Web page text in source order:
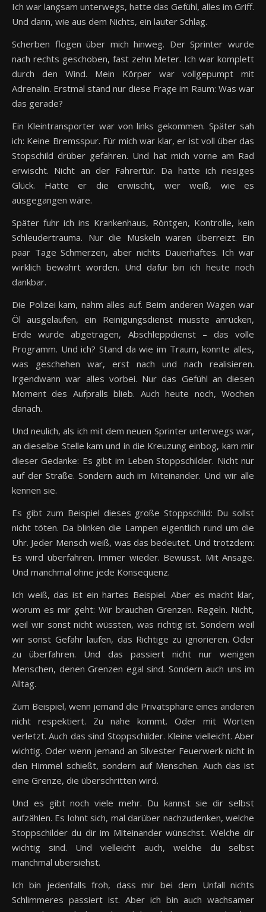
Ich war langsam unterwegs, hatte das Gefühl, alles im Griff.
Und dann, wie aus dem Nichts, ein lauter Schlag.
Scherben flogen über mich hinweg. Der Sprinter wurde
nach rechts geschoben, fast zehn Meter. Ich war komplett
durch den Wind. Mein Körper war vollgepumpt mit
Adrenalin. Erstmal stand nur diese Frage im Raum: Was war
das gerade?
Ein Kleintransporter war von links gekommen. Später sah
ich: Keine Bremsspur. Für mich war klar, er ist voll über das
Stopschild drüber gefahren. Und hat mich vorne am Rad
erwischt. Nicht an der Fahrertür. Da hatte ich riesiges
Glück. Hätte er die erwischt, wer weiß, wie es
ausgegangen wäre.
Später fuhr ich ins Krankenhaus, Röntgen, Kontrolle, kein
Schleudertrauma. Nur die Muskeln waren überreizt. Ein
paar Tage Schmerzen, aber nichts Dauerhaftes. Ich war
wirklich bewahrt worden. Und dafür bin ich heute noch
dankbar.
Die Polizei kam, nahm alles auf. Beim anderen Wagen war
Öl ausgelaufen, ein Reinigungsdienst musste anrücken,
Erde wurde abgetragen, Abschleppdienst – das volle
Programm. Und ich? Stand da wie im Traum, konnte alles,
was geschehen war, erst nach und nach realisieren.
Irgendwann war alles vorbei. Nur das Gefühl an diesen
Moment des Aufpralls blieb. Auch heute noch, Wochen
danach.
Und neulich, als ich mit dem neuen Sprinter unterwegs war,
an dieselbe Stelle kam und in die Kreuzung einbog, kam mir
dieser Gedanke: Es gibt im Leben Stoppschilder. Nicht nur
auf der Straße. Sondern auch im Miteinander. Und wir alle
kennen sie.
Es gibt zum Beispiel dieses große Stoppschild: Du sollst
nicht töten. Da blinken die Lampen eigentlich rund um die
Uhr. Jeder Mensch weiß, was das bedeutet. Und trotzdem:
Es wird überfahren. Immer wieder. Bewusst. Mit Ansage.
Und manchmal ohne jede Konsequenz.
Ich weiß, das ist ein hartes Beispiel. Aber es macht klar,
worum es mir geht: Wir brauchen Grenzen. Regeln. Nicht,
weil wir sonst nicht wüssten, was richtig ist. Sondern weil
wir sonst Gefahr laufen, das Richtige zu ignorieren. Oder
zu überfahren. Und das passiert nicht nur wenigen
Menschen, denen Grenzen egal sind. Sondern auch uns im
Alltag.
Zum Beispiel, wenn jemand die Privatsphäre eines anderen
nicht respektiert. Zu nahe kommt. Oder mit Worten
verletzt. Auch das sind Stoppschilder. Kleine vielleicht. Aber
wichtig. Oder wenn jemand an Silvester Feuerwerk nicht in
den Himmel schießt, sondern auf Menschen. Auch das ist
eine Grenze, die überschritten wird.
Und es gibt noch viele mehr. Du kannst sie dir selbst
aufzählen. Es lohnt sich, mal darüber nachzudenken, welche
Stoppschilder du dir im Miteinander wünschst. Welche dir
wichtig sind. Und vielleicht auch, welche du selbst
manchmal übersiehst.
Ich bin jedenfalls froh, dass mir bei dem Unfall nichts
Schlimmeres passiert ist. Aber ich bin auch wachsamer